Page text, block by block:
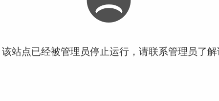
站点已经被管理员停止运行，请联系管理员了